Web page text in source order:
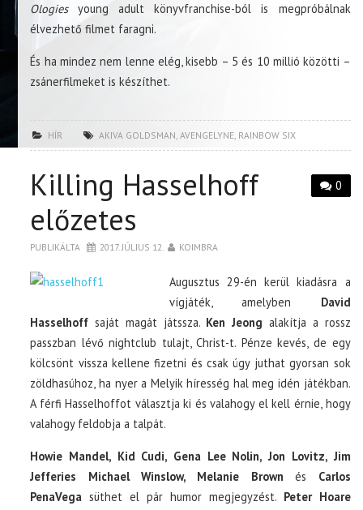
Ologiesyoung adult könyvfranchise-ból is megpróbálnak
élvezhető filmet faragni.
És ha mindez nem lenne elég, kisebb – 5 és 10 millió közötti –
zsánerfilmeket is készíthet.
HÍR AKIVA GOLDSMAN,AVENGELYNE, RAINBOW SIX
0
Killing Hasselhoff
előzetes
PUBLIKÁLTA 2017. JÚLIUS 12. KOIMBRA
Augusztus 29-én kerül kiadásra a
vígjáték, amelyben David
Hasselhoff saját magát játssza. Ken Jeong alakítja a rossz
passzban lévő nightclub tulajt, Christ-t. Pénze kevés, de egy
kölcsönt vissza kellene fizetni és csak úgy juthat gyorsan sok
zöldhasúhoz, ha nyer a Melyik híresség hal meg idén játékban.
A férfi Hasselhoffot választja ki és valahogy el kell érnie, hogy
valahogy feldobja a talpát.
Howie Mandel, Kid Cudi, Gena Lee Nolin, Jon Lovitz, Jim
Jefferies Michael Winslow, Melanie Brownés Carlos
PenaVega süthet el pár humor megjegyzést. Peter Hoare